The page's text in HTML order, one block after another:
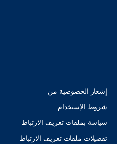
إشعار الخصوصية من
شروط الإستخدام
سياسة بملفات تعريف الارتباط
تفضيلات ملفات تعريف الارتباط